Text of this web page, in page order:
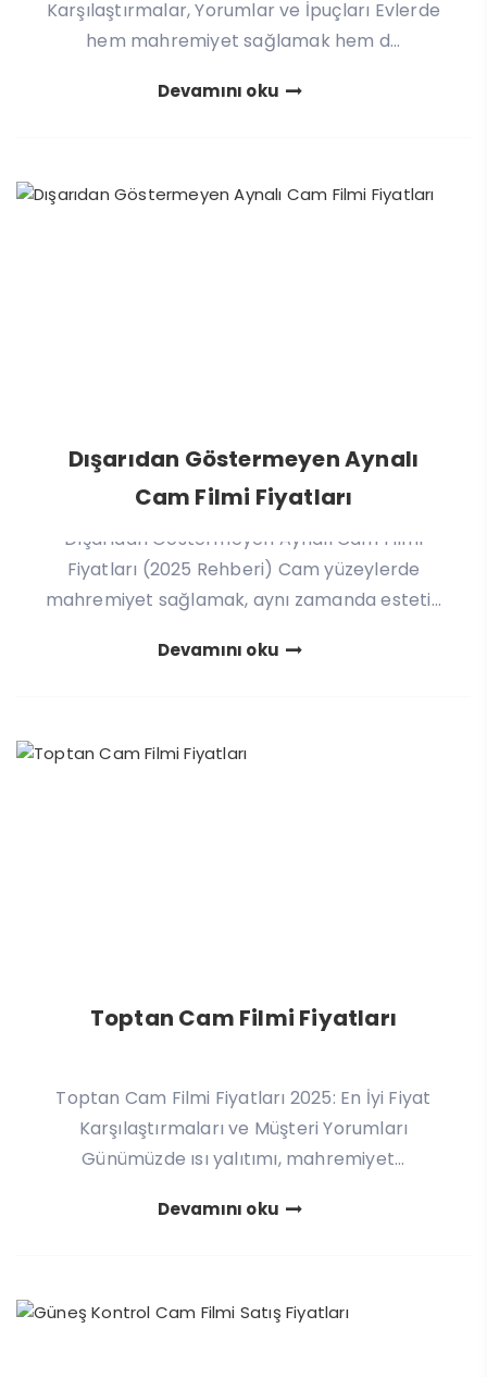
Karşılaştırmalar, Yorumlar ve İpuçları Evlerde
hem mahremiyet sağlamak hem d...
Devamını oku
Dışarıdan Göstermeyen Aynalı
Cam Filmi Fiyatları
Dışarıdan Göstermeyen Aynalı Cam Filmi
Fiyatları (2025 Rehberi) Cam yüzeylerde
mahremiyet sağlamak, aynı zamanda esteti...
Devamını oku
Toptan Cam Filmi Fiyatları
Toptan Cam Filmi Fiyatları 2025: En İyi Fiyat
Karşılaştırmaları ve Müşteri Yorumları
Günümüzde ısı yalıtımı, mahremiyet...
Devamını oku